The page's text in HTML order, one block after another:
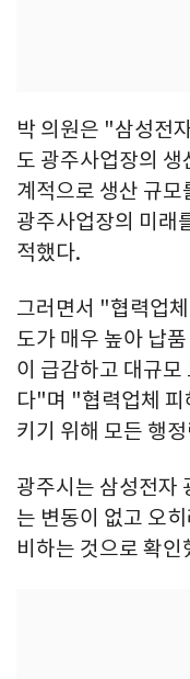
박 의원은 "삼성전
도 광주사업장의
계적으로 생산 규
광주사업장의 미래
적했다.
그러면서 "협력업
도가 매우 높아 납
이 급감하고 대규모
다"며 "협력업체 피
키기 위해 모든 행
광주시는 삼성전자
는 변동이 없고 오
비하는 것으로 확